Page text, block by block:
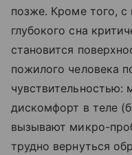
позже. Кроме того, с
глубокого сна
становится
пожилого человека
дискомфорт в теле
вызывают микро-
трудно вернуться